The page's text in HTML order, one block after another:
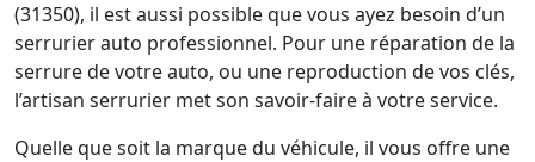
(31350), il est aussi possible que vous ayez besoin d’un
serrurier auto professionnel. Pour une réparation de la
serrure de votre auto, ou une reproduction de vos clés,
l’artisan serrurier met son savoir-faire à votre service.
Quelle que soit la marque du véhicule, il vous offre une